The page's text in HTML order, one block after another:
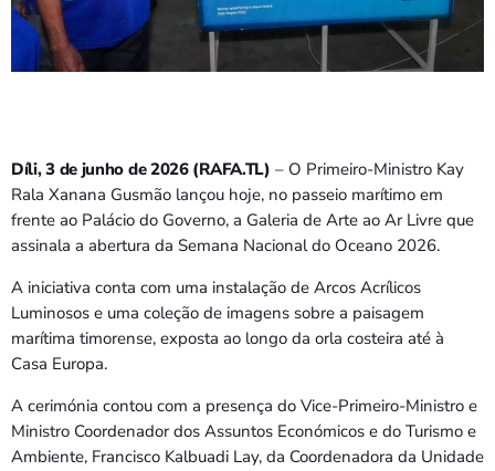
PORTUGUÊS
PRÓXIMOS PROGRAMAS
Díli, 3 de junho de 2026 (RAFA.TL) – O Primeiro-Ministro Kay
Rala Xanana Gusmão lançou hoje, no passeio marítimo em
frente ao Palácio do Governo, a Galeria de Arte ao Ar Livre que
assinala a abertura da Semana Nacional do Oceano 2026.
A iniciativa conta com uma instalação de Arcos Acrílicos
Luminosos e uma coleção de imagens sobre a paisagem
marítima timorense, exposta ao longo da orla costeira até à
Casa Europa.
A cerimónia contou com a presença do Vice-Primeiro-Ministro e
Ministro Coordenador dos Assuntos Económicos e do Turismo e
Ambiente, Francisco Kalbuadi Lay, da Coordenadora da Unidade